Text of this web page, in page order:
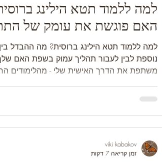
למה ללמוד תטא הילינג
האם פוגשת את עומק של
למה ללמוד תטא הילינג ברוסית? מה ההבדל
נוספת לבין לעבור תהליך עמוק בשפת האם
משתפת את הדרך האישית שלי - מהלימודים
תטא הילינג ברוסית
viki kabakov
זמן קריאה 7 דקות